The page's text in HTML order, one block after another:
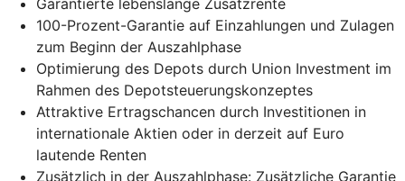
100-Prozent-Garantie auf Einzahlungen und Zulagen
zum Beginn der Auszahlphase
Optimierung des Depots durch Union Investment im
Rahmen des Depotsteuerungskonzeptes
Attraktive Ertragschancen durch Investitionen in
internationale Aktien oder in derzeit auf Euro
lautende Renten
Zusätzlich in der Auszahlphase: Zusätzliche Garantie